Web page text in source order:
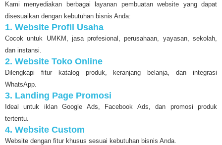
Kami menyediakan berbagai layanan pembuatan website yang dapat
disesuaikan dengan kebutuhan bisnis Anda:
1. Website Profil Usaha
Cocok untuk UMKM, jasa profesional, perusahaan, yayasan, sekolah,
dan instansi.
2. Website Toko Online
Dilengkapi fitur katalog produk, keranjang belanja, dan integrasi
WhatsApp.
3. Landing Page Promosi
Ideal untuk iklan Google Ads, Facebook Ads, dan promosi produk
tertentu.
4. Website Custom
Website dengan fitur khusus sesuai kebutuhan bisnis Anda.